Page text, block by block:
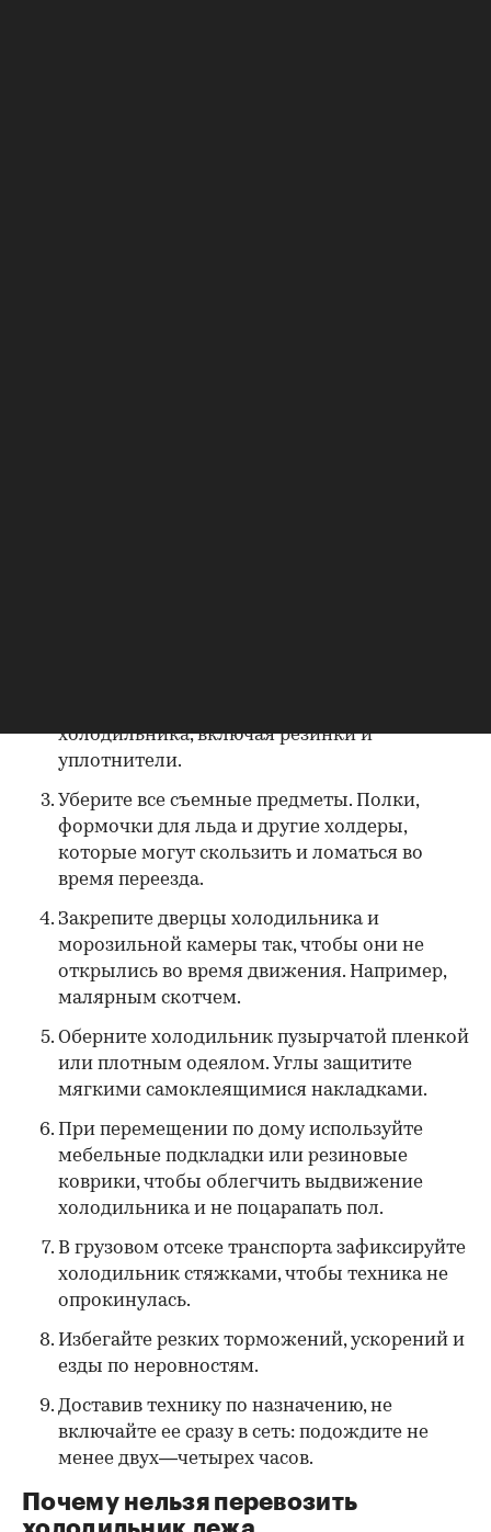
холодильника, включая резинки и
уплотнители.
Уберите все съемные предметы. Полки,
формочки для льда и другие холдеры,
которые могут скользить и ломаться во
время переезда.
Закрепите дверцы холодильника и
морозильной камеры так, чтобы они не
открылись во время движения. Например,
малярным скотчем.
Оберните холодильник пузырчатой пленкой
или плотным одеялом. Углы защитите
мягкими самоклеящимися накладками.
При перемещении по дому используйте
мебельные подкладки или резиновые
коврики, чтобы облегчить выдвижение
холодильника и не поцарапать пол.
В грузовом отсеке транспорта зафиксируйте
холодильник стяжками, чтобы техника не
опрокинулась.
Избегайте резких торможений, ускорений и
езды по неровностям.
Доставив технику по назначению, не
включайте ее сразу в сеть: подождите не
менее двух—четырех часов.
Почему нельзя перевозить